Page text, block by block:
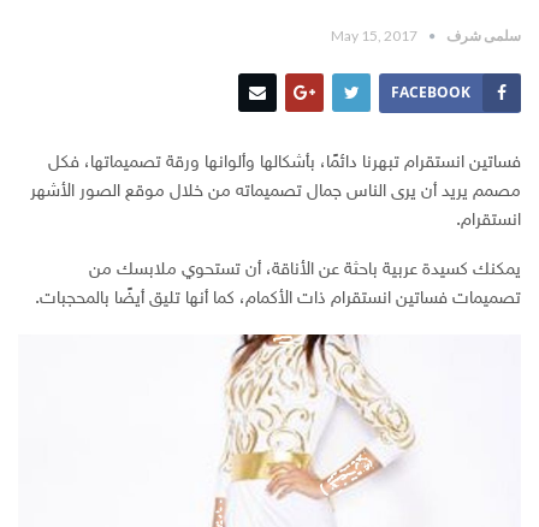
سلمى شرف May 15, 2017
FACEBOOK
فساتين انستقرام تبهرنا دائمًا، بأشكالها وألوانها ورقة تصميماتها، فكل
مصمم يريد أن يرى الناس جمال تصميماته من خلال موقع الصور الأشهر
انستقرام.
يمكنك كسيدة عربية باحثة عن الأناقة، أن تستحوي ملابسك من
تصميمات فساتين انستقرام ذات الأكمام، كما أنها تليق أيضًا بالمحجبات.